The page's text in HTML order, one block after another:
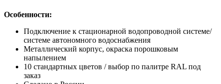
Особенности:
Подключение к стационарной водопроводной системе/
системе автономного водоснабжения
Металлический корпус, окраска порошковым
напылением
10 стандартных цветов / выбор по палитре RAL под
заказ